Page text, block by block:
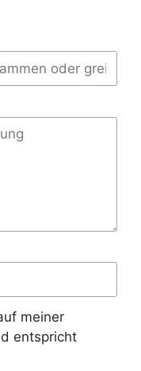
meiner
entspricht